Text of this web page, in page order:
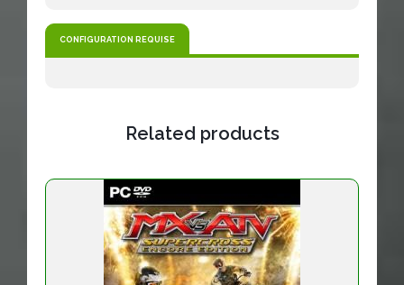
CONFIGURATION REQUISE
Related products